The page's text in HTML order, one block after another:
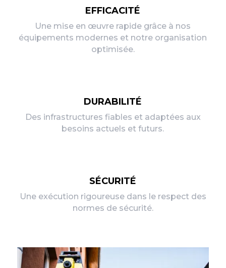
EFFICACITÉ
Une mise en œuvre rapide grâce à nos
équipements modernes et notre organisation
optimisée.
DURABILITÉ
Des infrastructures fiables et adaptées aux
besoins actuels et futurs.
SÉCURITÉ
Une exécution rigoureuse dans le respect des
normes de sécurité.